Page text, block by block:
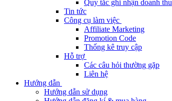
Quy tắc ghi nhận doanh thu
Tin tức
Công cụ làm việc
Affiliate Marketing
Promotion Code
Thống kê truy cập
Hỗ trợ
Các câu hỏi thường gặp
Liên hệ
Hướng dẫn
Hướng dẫn sử dụng